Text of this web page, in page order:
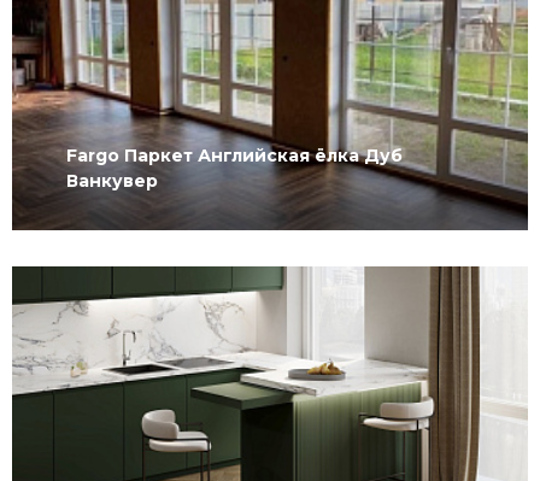
Fargo Паркет Английская ёлка Дуб
Ванкувер